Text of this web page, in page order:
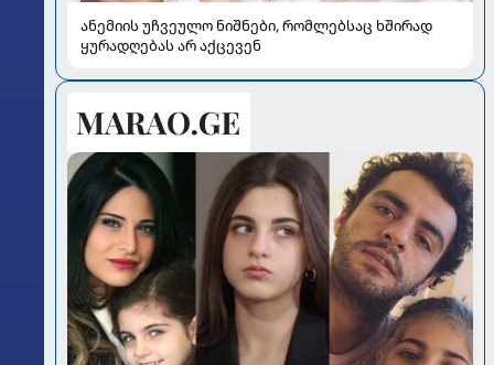
ანემიის უჩვეულო ნიშნები, რომლებსაც ხშირად
ყურადღებას არ აქცევენ